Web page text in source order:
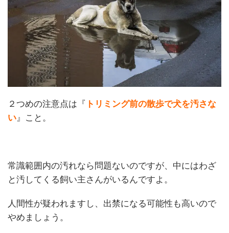
２つめの注意点は『 トリミング前の散歩で犬を汚さな
い 』こと。
常識範囲内の汚れなら問題ないのですが、中にはわざ
と汚してくる飼い主さんがいるんですよ。
人間性が疑われますし、出禁になる可能性も高いので
やめましょう。